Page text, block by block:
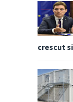
crescut